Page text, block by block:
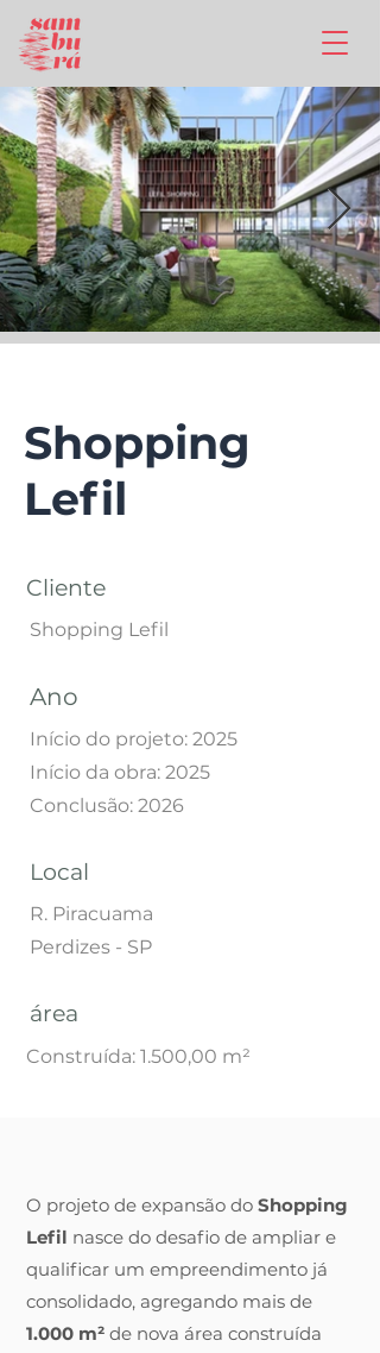
Shopping
Lefil
Cliente
Shopping Lefil
Ano
Início do projeto: 2025
Início da obra: 2025
Conclusão: 2026
Local
R. Piracuama
Perdizes - SP
área
Construída: 1.500,00 m²
O projeto de expansão do Shopping
Lefil nasce do desafio de ampliar e
qualificar um empreendimento já
consolidado, agregando mais de
1.000 m² de nova área construída